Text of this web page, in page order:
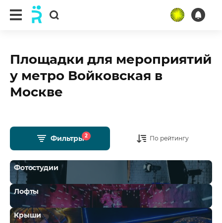
Площадки для мероприятий
у метро Войковская в
Москве
Фильтры2 По рейтингу
Фотостудии
Лофты
Крыши